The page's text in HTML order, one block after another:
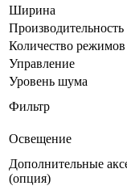
Ширина
Производительность
Количество режимов
Управление
Уровень шума
Фильтр
Освещение
Дополнительные
(опция)